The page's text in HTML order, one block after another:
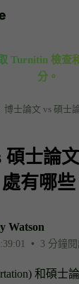
Turnitin 檢查
分。
博士論文 vs 碩士
碩士論
處有哪些
Watson
• 3 分鐘閱
和碩士